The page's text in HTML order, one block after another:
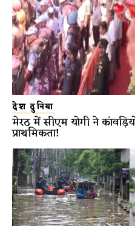
देश दुनिया
मेरठ में सीएम योगी ने
प्राथमिकता!